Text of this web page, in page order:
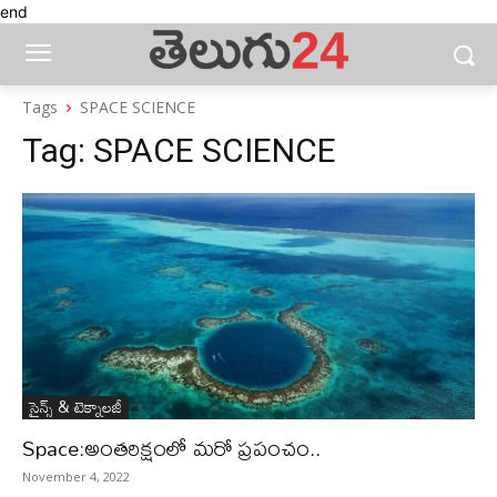
end
Tags SPACE SCIENCE
Tag: SPACE SCIENCE
సైన్స్‌ & టెక్నాలజీ
Space:అంతరిక్షంలో మరో ప్రపంచం..
November 4, 2022